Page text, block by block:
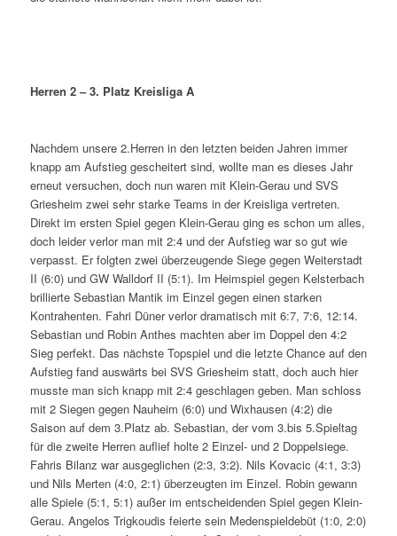
Herren 2 – 3. Platz Kreisliga A
Nachdem unsere 2.Herren in den letzten beiden Jahren immer
knapp am Aufstieg gescheitert sind, wollte man es dieses Jahr
erneut versuchen, doch nun waren mit Klein-Gerau und SVS
Griesheim zwei sehr starke Teams in der Kreisliga vertreten.
Direkt im ersten Spiel gegen Klein-Gerau ging es schon um alles,
doch leider verlor man mit 2:4 und der Aufstieg war so gut wie
verpasst. Er folgten zwei überzeugende Siege gegen Weiterstadt
II (6:0) und GW Walldorf II (5:1). Im Heimspiel gegen Kelsterbach
brillierte Sebastian Mantik im Einzel gegen einen starken
Kontrahenten. Fahri Düner verlor dramatisch mit 6:7, 7:6, 12:14.
Sebastian und Robin Anthes machten aber im Doppel den 4:2
Sieg perfekt. Das nächste Topspiel und die letzte Chance auf den
Aufstieg fand auswärts bei SVS Griesheim statt, doch auch hier
musste man sich knapp mit 2:4 geschlagen geben. Man schloss
mit 2 Siegen gegen Nauheim (6:0) und Wixhausen (4:2) die
Saison auf dem 3.Platz ab. Sebastian, der vom 3.bis 5.Spieltag
für die zweite Herren auflief holte 2 Einzel- und 2 Doppelsiege.
Fahris Bilanz war ausgeglichen (2:3, 3:2). Nils Kovacic (4:1, 3:3)
und Nils Merten (4:0, 2:1) überzeugten im Einzel. Robin gewann
alle Spiele (5:1, 5:1) außer im entscheidenden Spiel gegen Klein-
Gerau. Angelos Trigkoudis feierte sein Medenspieldebüt (1:0, 2:0)